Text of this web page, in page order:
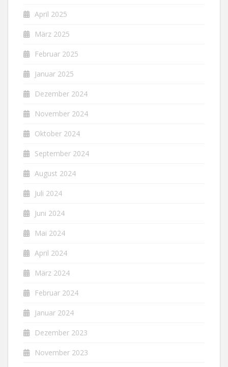
April 2025
März 2025
Februar 2025
Januar 2025
Dezember 2024
November 2024
Oktober 2024
September 2024
August 2024
Juli 2024
Juni 2024
Mai 2024
April 2024
März 2024
Februar 2024
Januar 2024
Dezember 2023
November 2023